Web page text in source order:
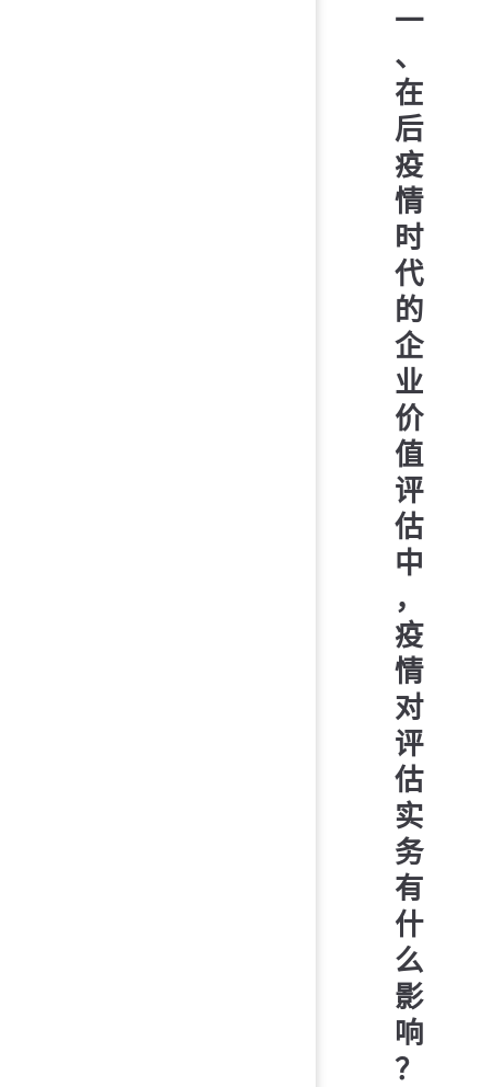
一
、
在
后
疫
情
时
代
的
企
业
价
值
评
估
中
，
疫
情
对
评
估
实
务
有
什
么
影
响
？